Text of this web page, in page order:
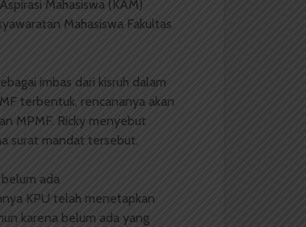
Mahasiswa (KAM)
Mahasiswa Fakultas
imbas dari kisruh dalam
terbentuk, rencananya akan
MPMF. Ricky menyebut
surat mandat tersebut.
ada
KPU telah menetapkan
karena belum ada yang